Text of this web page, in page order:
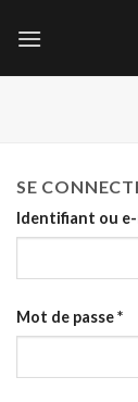
SE
Identifiant ou
Mot de passe*